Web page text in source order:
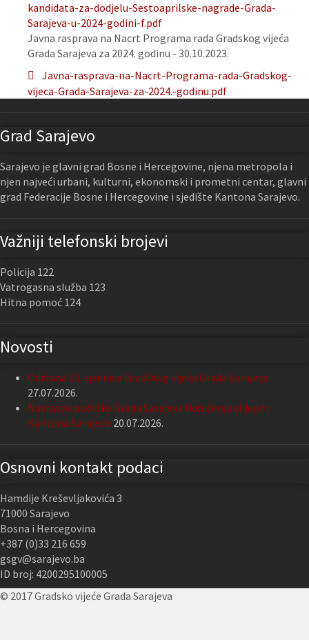
kandidata-za-dodjelu-Sestoaprilske-nagrade-Grada-
Sarajeva-u-2024-godini-f.pdf
Javna rasprava na Nacrt Programa rada Gradskog vijeća
Grada Sarajeva za 2024. godinu - 30.10.2023.
Javna-rasprava-na-Nacrt-Programa-rada-Gradskog-
vijeca-Grada-Sarajeva-za-2024.-godinu.pdf
Grad Sarajevo
Sarajevo je glavni grad Bosne i Hercegovine, njena metropola i
njen najveći urbani, kulturni, ekonomski i prometni centar, glavni
grad Federacije Bosne i Hercegovine i sjedište Kantona Sarajevo.
Važniji telefonski brojevi
Policija 122
Vatrogasna služba 123
Hitna pomoć 124
Novosti
Održana 13. sjednica Gradskog vijeća Grada Sarajeva
27.07.2026.
Nastavak podrške Grada Sarajeva Udruženju slijepih
Kantona Sarajevo 20.07.2026.
Osnovni kontakt podaci
Hamdije Kreševljakovića 3
71000 Sarajevo
Bosna i Hercegovina
+387 (0)33 216 659
gsgv@sarajevo.ba
ID broj: 4200295100005
© 2017 Gradsko vijeće Grada Sarajeva